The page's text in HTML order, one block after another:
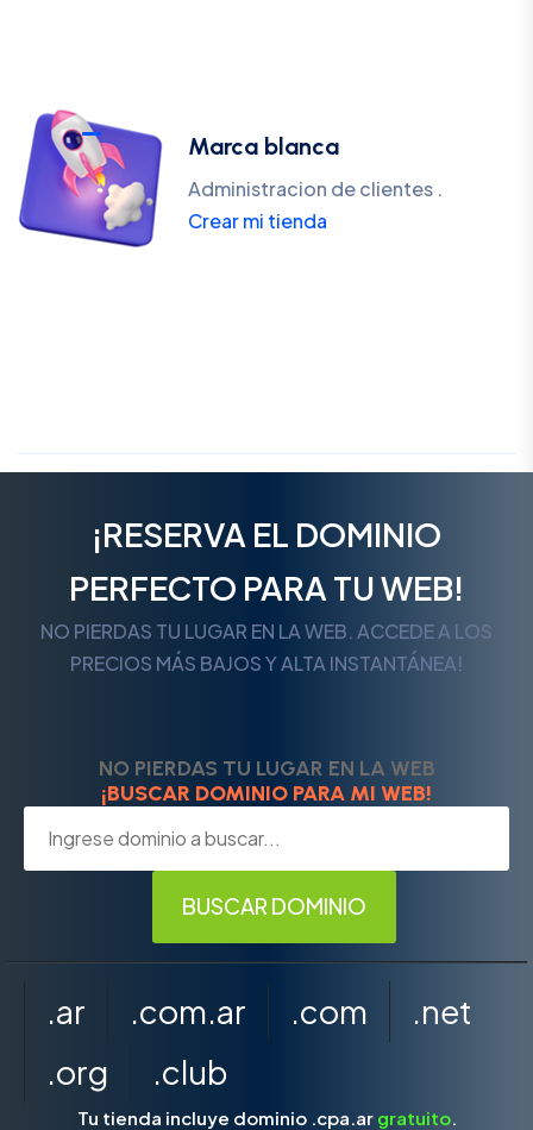
Marca blanca
Administracion de clientes .
Crear mi tienda
¡RESERVA EL DOMINIO
PERFECTO PARA TU WEB!
NO PIERDAS TU LUGAR EN LA WEB. ACCEDE A LOS
PRECIOS MÁS BAJOS Y ALTA INSTANTÁNEA!
NO PIERDAS TU LUGAR EN LA WEB
¡BUSCAR DOMINIO PARA MI WEB!
.ar .com.ar .com
.net
.org
.club
Tu tienda incluye dominio .cpa.ar gratuito.